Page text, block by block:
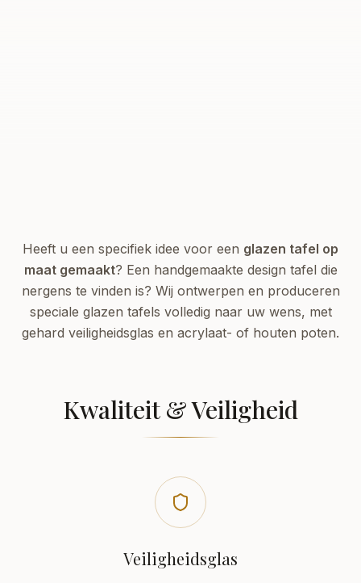
Heeft u een specifiek idee voor een glazen tafel op
maat gemaakt? Een handgemaakte design tafel die
nergens te vinden is? Wij ontwerpen en produceren
speciale glazen tafels volledig naar uw wens, met
gehard veiligheidsglas en acrylaat- of houten poten.
Kwaliteit & Veiligheid
Veiligheidsglas